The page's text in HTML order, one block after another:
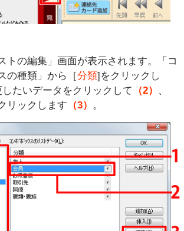
トの編集」画面が表示されます。「コ
の種類」から［分類]をクリックし
したいデータをクリックして （2）
、
リックします （3） 。